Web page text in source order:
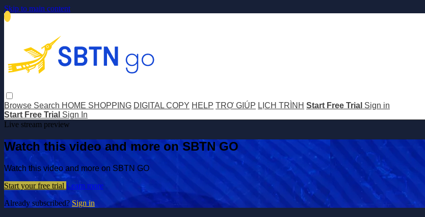
Skip to main content
Browse Search HOME SHOPPING DIGITAL COPY HELP TRỢ GIÚP LỊCH TRÌNH Start Free Trial Sign in
Start Free Trial Sign In
Live stream preview
Watch this video and more on SBTN GO
Watch this video and more on SBTN GO
Start your free trial Learn more
Already subscribed? Sign in